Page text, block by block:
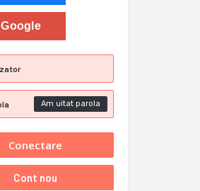
Google
Am uitat parola